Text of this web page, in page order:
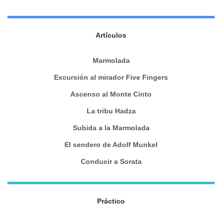
Artículos
Marmolada
Excursión al mirador Five Fingers
Ascenso al Monte Cinto
La tribu Hadza
Subida a la Marmolada
El sendero de Adolf Munkel
Conducir a Sorata
Práctico